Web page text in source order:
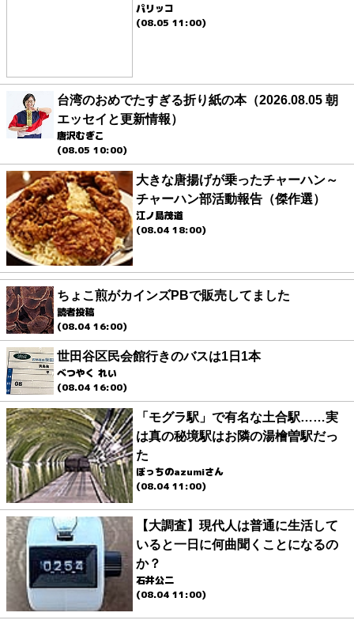
パリッコ
(08.05 11:00)
台湾のおめでたすぎる折り紙の本（2026.08.05 朝
エッセイと更新情報）
唐沢むぎこ
(08.05 10:00)
大きな唐揚げが乗ったチャーハン～
チャーハン部活動報告（傑作選）
江ノ島茂道
(08.04 18:00)
ちょこ煎がカインズPBで販売してました
読者投稿
(08.04 16:00)
世田谷区民会館行きのバスは1日1本
べつやく れい
(08.04 16:00)
「モグラ駅」で有名な土合駅……実
は真の秘境駅はお隣の湯檜曽駅だっ
た
ぼっちのazumiさん
(08.04 11:00)
【大調査】現代人は普通に生活して
いると一日に何曲聞くことになるの
か？
石井公二
(08.04 11:00)